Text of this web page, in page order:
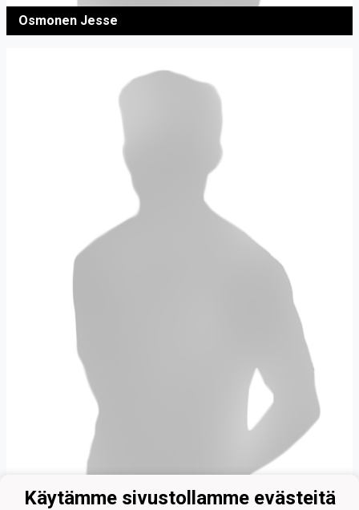
Osmonen Jesse
Käytämme sivustollamme evästeitä